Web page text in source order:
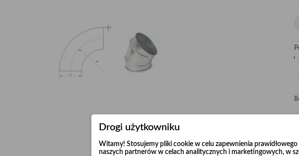
Drogi użytkowniku
Witamy! Stosujemy pliki cookie w celu zapewnienia
naszych partnerów w celach analitycznych i marketingowych, w